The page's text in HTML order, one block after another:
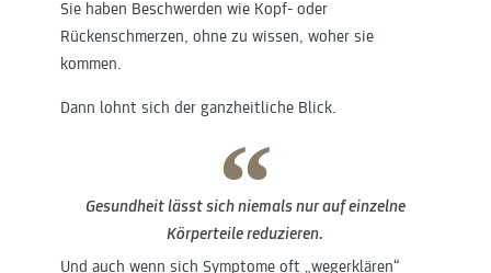
Sie haben Beschwerden wie Kopf- oder
Rückenschmerzen, ohne zu wissen, woher sie
kommen.
Dann lohnt sich der ganzheitliche Blick.
Gesundheit lässt sich niemals nur auf einzelne
Körperteile reduzieren.
Und auch wenn sich Symptome oft „wegerklären“